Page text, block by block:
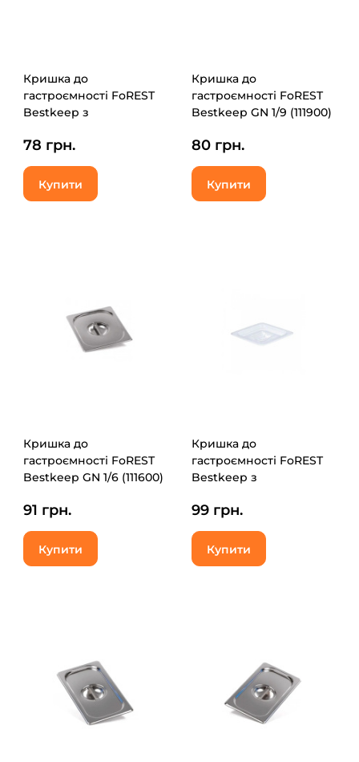
Кришка до
гастроємності FoREST
Bestkeep з
(271600)
78 грн.
Купити
Кришка до
гастроємності FoREST
Bestkeep GN 1/9 (111900)
80 грн.
Купити
Кришка до
гастроємності FoREST
Bestkeep GN 1/6 (111600)
91 грн.
Купити
Кришка до
гастроємності FoREST
Bestkeep з
(271400)
99 грн.
Купити